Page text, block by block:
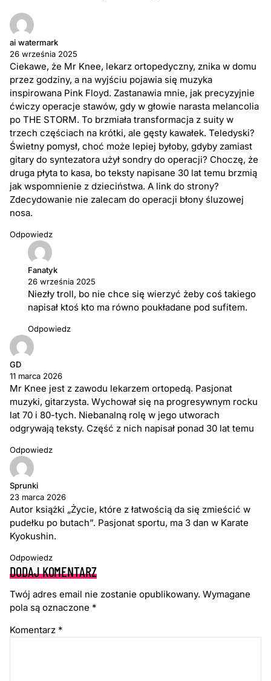
ai watermark
26 września 2025
Ciekawe, że Mr Knee, lekarz ortopedyczny, znika w domu
przez godziny, a na wyjściu pojawia się muzyka
inspirowana Pink Floyd. Zastanawia mnie, jak precyzyjnie
ćwiczy operacje stawów, gdy w głowie narasta melancolia
po THE STORM. To brzmiała transformacja z suity w
trzech częściach na krótki, ale gęsty kawałek. Teledyski?
Świetny pomysł, choć może lepiej byłoby, gdyby zamiast
gitary do syntezatora użył sondry do operacji? Choczę, że
druga płyta to kasa, bo teksty napisane 30 lat temu brzmią
jak wspomnienie z dzieciństwa. A link do strony?
Zdecydowanie nie zalecam do operacji błony śluzowej
nosa.
Odpowiedz
Fanatyk
26 września 2025
Niezły troll, bo nie chce się wierzyć żeby coś takiego
napisał ktoś kto ma równo poukładane pod sufitem.
Odpowiedz
GD
11 marca 2026
Mr Knee jest z zawodu lekarzem ortopedą. Pasjonat
muzyki, gitarzysta. Wychował się na progresywnym rocku
lat 70 i 80-tych. Niebanalną rolę w jego utworach
odgrywają teksty. Część z nich napisał ponad 30 lat temu
Odpowiedz
Sprunki
23 marca 2026
Autor książki „Życie, które z łatwością da się zmieścić w
pudełku po butach”. Pasjonat sportu, ma 3 dan w Karate
Kyokushin.
Odpowiedz
DODAJ KOMENTARZ
Twój adres email nie zostanie opublikowany. Wymagane
pola są oznaczone *
Komentarz *